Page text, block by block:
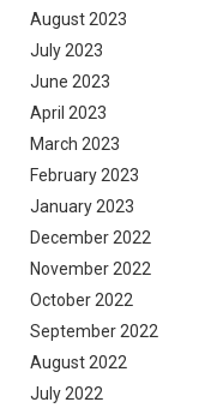
August 2023
July 2023
June 2023
April 2023
March 2023
February 2023
January 2023
December 2022
November 2022
October 2022
September 2022
August 2022
July 2022